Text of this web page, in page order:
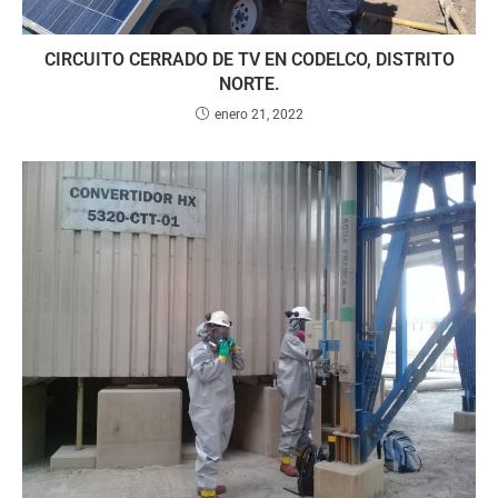
CIRCUITO CERRADO DE TV EN CODELCO, DISTRITO
NORTE.
enero 21, 2022